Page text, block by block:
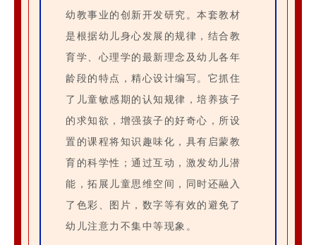
幼教事业的创新开发研究。本套教材
是根据幼儿身心发展的规律，结合教
育学、心理学的最新理念及幼儿各年
龄段的特点，精心设计编写。它抓住
了儿童敏感期的认知规律，培养孩子
的求知欲，增强孩子的好奇心，所设
置的课程将知识趣味化，具有启蒙教
育的科学性；通过互动，激发幼儿潜
能，拓展儿童思维空间，同时还融入
了色彩、图片，数字等有效的避免了
幼儿注意力不集中等现象。